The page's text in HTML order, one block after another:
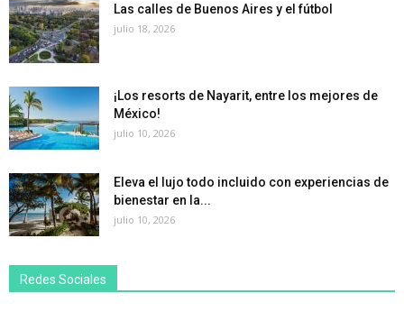
Las calles de Buenos Aires y el fútbol
julio 18, 2026
¡Los resorts de Nayarit, entre los mejores de
México!
julio 10, 2026
Eleva el lujo todo incluido con experiencias de
bienestar en la...
julio 10, 2026
Redes Sociales